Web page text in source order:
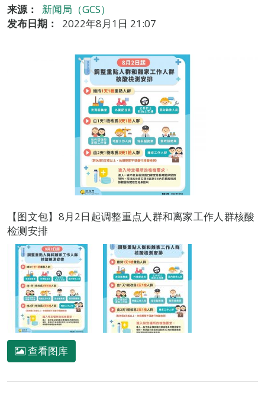
来源：
新闻局（GCS）
发布日期：
2022年8月1日 21:07
【图文包】8月2日起调整重点人群和离家工作人群核酸
检测安排
查看图库